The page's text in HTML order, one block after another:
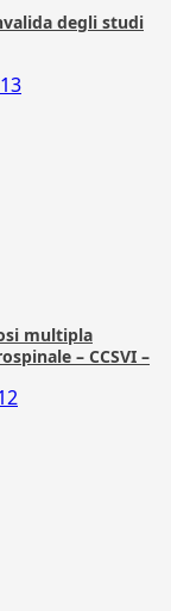
degli studi
13
multipla
– CCSVI –